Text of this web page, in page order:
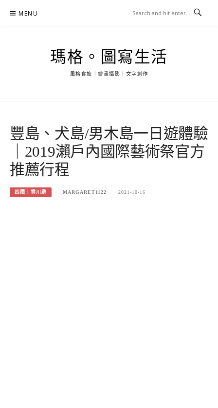
MENU
瑪格。圖寫生活
風格食旅｜繪畫攝影｜文字創作
豐島、犬島/男木島一日遊體驗
｜2019瀨戶內國際藝術祭官方
推薦行程
四國｜香川縣 MARGARET1122 2021-10-16